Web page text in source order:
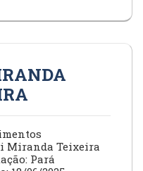
Miranda Teixeira
Pará